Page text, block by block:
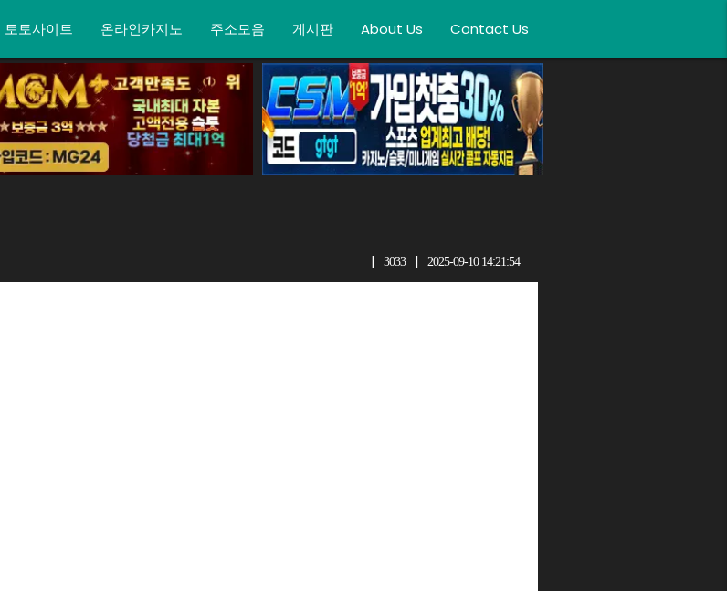
토토사이트 온라인카지노 주소모음 게시판 About Us Contact Us
| 3033 | 2025-09-10 14:21:54